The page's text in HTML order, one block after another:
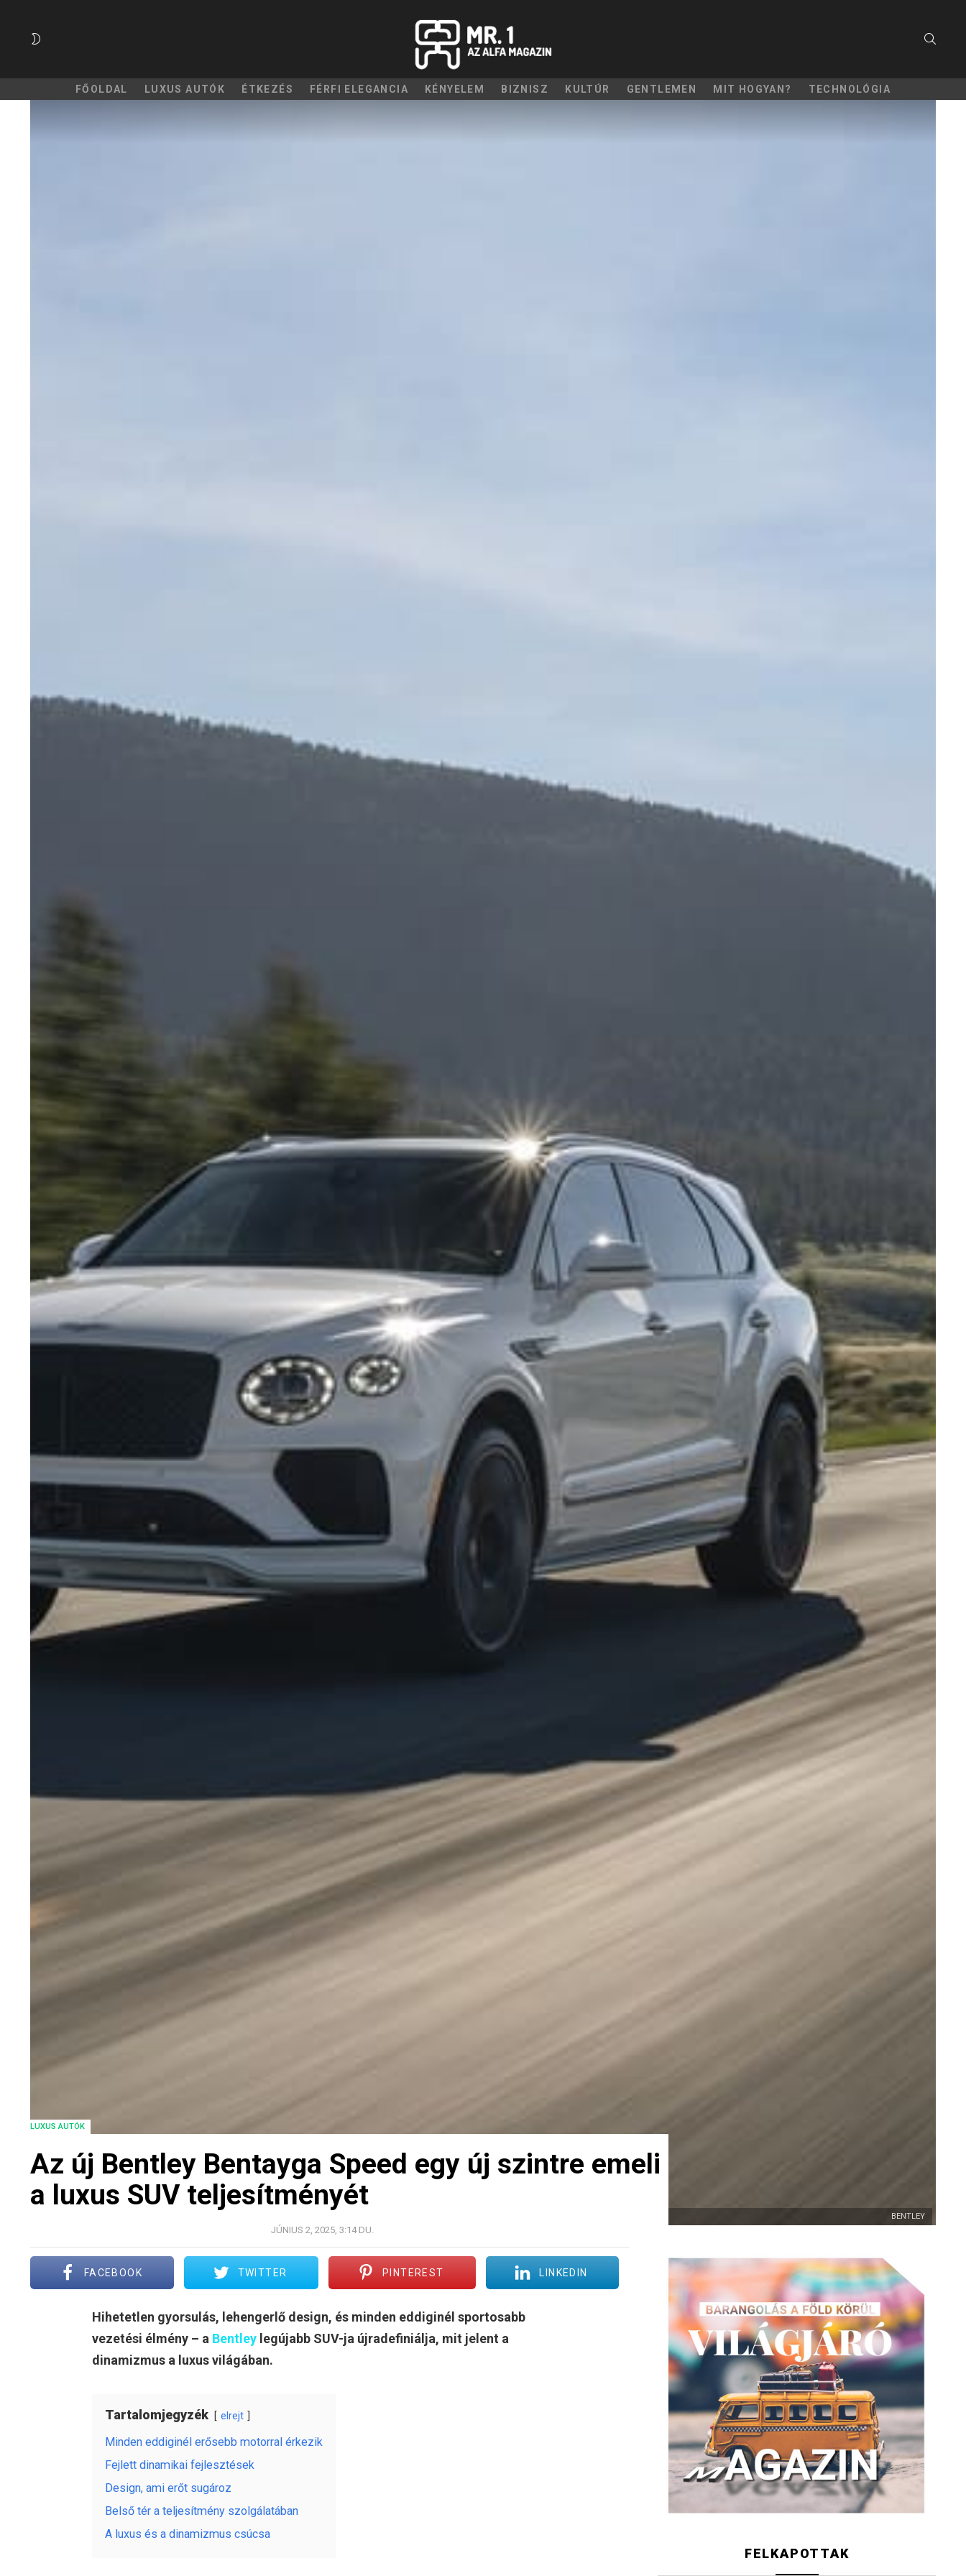
FŐOLDAL LUXUS AUTÓK ÉTKEZÉS FÉRFI ELEGANCIA KÉNYELEM BIZNISZ KULTÚR GENTLEMEN MIT HOGYAN? TECHNOLÓGIA
LUXUS AUTÓK
Az új Bentley Bentayga Speed egy új szintre emeli
a luxus SUV teljesítményét
BENTLEY
JÚNIUS 2, 2025, 3:14 DU.
FACEBOOK TWITTER PINTEREST LINKEDIN
Hihetetlen gyorsulás, lehengerlő design, és minden eddiginél sportosabb
vezetési élmény – a Bentleylegújabb SUV-ja újradefiniálja, mit jelent a
dinamizmus a luxus világában.
Tartalomjegyzék elrejt
Minden eddiginél erősebb motorral érkezik
Fejlett dinamikai fejlesztések
Design, ami erőt sugároz
Belső tér a teljesítmény szolgálatában
A luxus és a dinamizmus csúcsa
FELKAPOTTAK